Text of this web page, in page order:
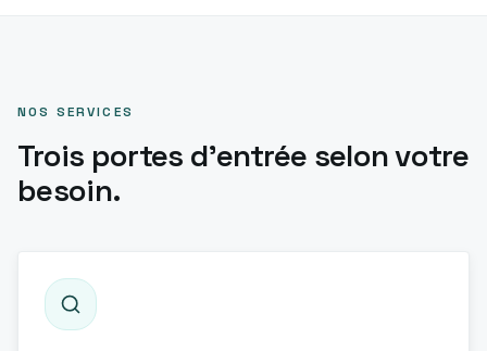
NOS SERVICES
Trois portes d'entrée selon votre
besoin.